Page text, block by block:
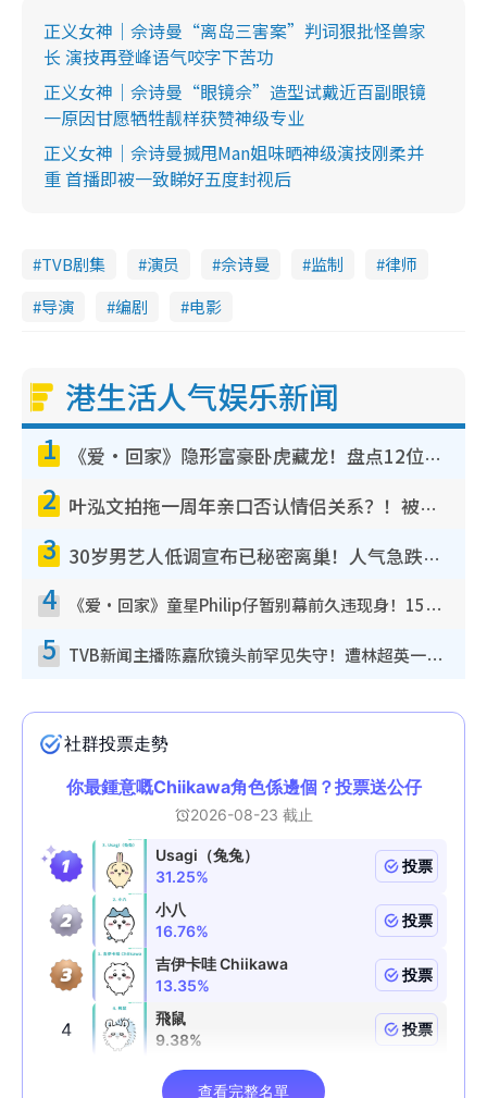
正义女神｜佘诗曼“离岛三害案”判词狠批怪兽家
长 演技再登峰语气咬字下苦功
正义女神｜佘诗曼“眼镜佘”造型试戴近百副眼镜
一原因甘愿牺牲靓样获赞神级专业
正义女神｜佘诗曼搣甩Man姐味晒神级演技刚柔并
重 首播即被一致睇好五度封视后
TVB剧集 演员 佘诗曼 监制
律师
导演
编剧 电影
港生活人气娱乐新闻
1 《爱·回家》隐形富豪卧虎藏龙！盘点12位财气逼人的有钱艺人：这位美女3亿身家不愁做
2 叶泓文拍拖一周年亲口否认情侣关系？！被质疑感情造假竟称GM“普通同事”
3 30岁男艺人低调宣布已秘密离巢！人气急跌变失踪人口：“这几年过得并不容易”
4 《爱·回家》童星Philip仔暂别幕前久违现身！15岁近况暴风成长长高变帅气少年
5 TVB新闻主播陈嘉欣镜头前罕见失守！遭林超英一句话突袭吓坏当场大笑